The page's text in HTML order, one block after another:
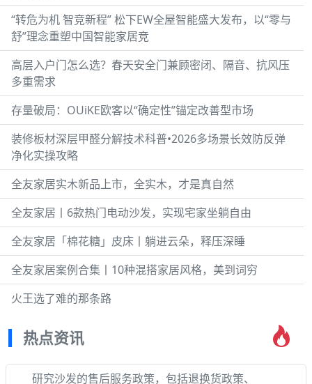
“转危为机 智竞新程” 松下EW全屋智能盛大发布，以“零与
舒”理念重塑中国智能家居竞
高层入户门怎么选？春天安全门兼顾密闭、隔音、抗风压
多重需求
存量破局：OUiKE欧客以“确定性”锚定改善型市场
装修板材深层甲醛分解技术科普•2026多场景长效防反弹
净化实操攻略
全友家居实木新品上市，全实木，才是真自然
全友家居丨6款热门电动沙发，实现宅家坐躺自由
全友家居「棉花糖」皮床丨躺进云朵，释压深睡
全友家居案例合集丨10种混搭家居风格，美到词穷
火王选了难的那条路
热点资讯
研究沙发的售后服务政策，包括退换货政策、